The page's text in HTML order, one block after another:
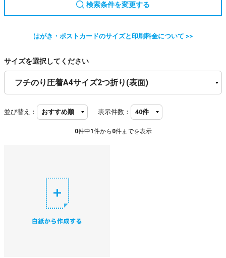
検索条件を変更する
はがき・ポストカードのサイズと印刷料金について >>
サイズを選択してください
並び替え： 表示件数：
0件中1 件から 0件までを表示